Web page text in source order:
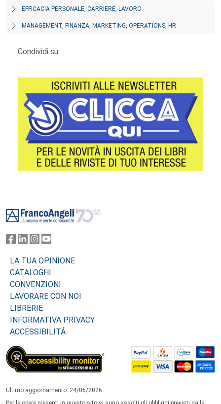
EFFICACIA PERSONALE, CARRIERE, LAVORO
MANAGEMENT, FINANZA, MARKETING, OPERATIONS, HR
Condividi su:
LA TUA OPINIONE
CATALOGHI
CONVENZIONI
LAVORARE CON NOI
LIBRERIE
INFORMATIVA PRIVACY
ACCESSIBILITÁ
Ultimo aggiornamento: 24/06/2026